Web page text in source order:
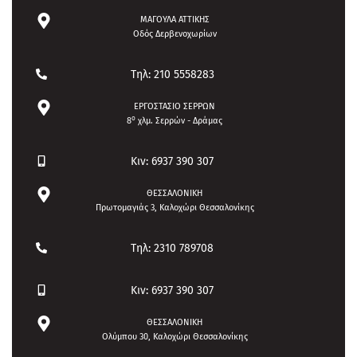
ΜΑΓΟΥΛΑ ΑΤΤΙΚΗΣ
Οδός Δερβενοχωρίων
Τηλ: 210 5558283
ΕΡΓΟΣΤΑΣΙΟ ΣΕΡΡΩΝ
8ο χλμ. Σερρών - Δράμας
Κιν: 6937 390 307
ΘΕΣΣΑΛΟΝΙΚΗ
Πρωτομαγιάς 3, Καλοχώρι Θεσσαλονίκης
Τηλ: 2310 789708
Κιν: 6937 390 307
ΘΕΣΣΑΛΟΝΙΚΗ
Ολύμπου 30, Καλοχώρι Θεσσαλονίκης